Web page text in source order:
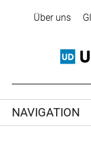
Über uns
NAVIGATION